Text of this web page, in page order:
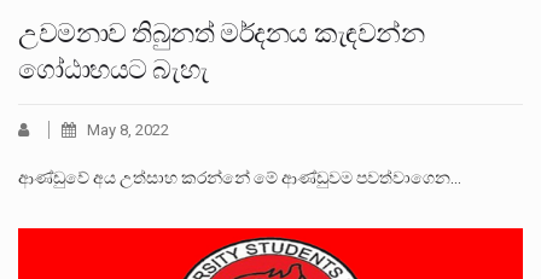
උවමනාව තිබුනත් මර්දනය කැඳවන්න
ගෝඨාභයට බැහැ
May 8, 2022
ආණ්ඩුවේ අය උත්සාහ කරන්නේ මේ ආණ්ඩුවම පවත්වාගෙන…